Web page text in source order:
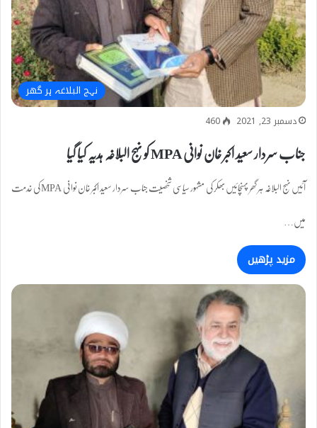
نہج البلاغہ ہر گھر
دسمبر 23, 2021 460
جناب سردار سعید اکبر خان نوانی MPA کو نہج البلاغہ ہدیہ کیا گیا
آئیں نہج البلاغہ ہر گھر پہنچائیں بھکر کی مشہور سیاسی شخصیت جناب سردار سعید اکبر خان نوانی MPA کی خدمت
میں…
مزید پڑھیں